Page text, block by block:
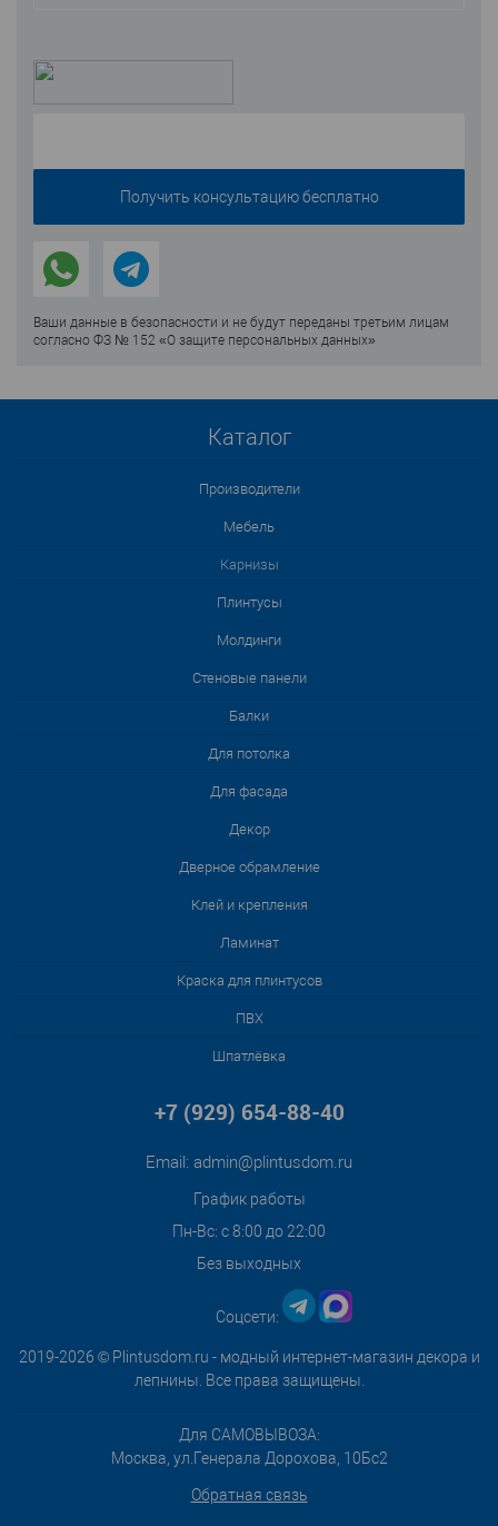
Ваши данные в безопасности и не будут переданы третьим лицам
согласно ФЗ № 152 «О защите персональных данных»
Каталог
Производители
Мебель
Карнизы
Плинтусы
Молдинги
Стеновые панели
Балки
Для потолка
Для фасада
Декор
Дверное обрамление
Клей и крепления
Ламинат
Краска для плинтусов
ПВХ
Шпатлёвка
2019-2026 © Plintusdom.ru - модный интернет-магазин декора и
лепнины. Все права защищены.
Для САМОВЫВОЗА:
Москва, ул.Генерала Дорохова, 10Бс2
Обратная связь
+7 (929) 654-88-40
Email: admin@plintusdom.ru
График работы
Пн-Вс: с 8:00 до 22:00
Без выходных
Соцсети: